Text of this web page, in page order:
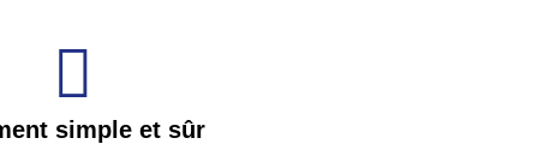
simple et sûr